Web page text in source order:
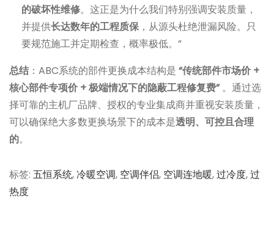
的破坏性维修。这正是为什么我们特别强调安装质量，
并提供长达数年的工程质保 ，从源头杜绝泄漏风险。只
要规范施工并定期检查，概率极低。”
总结 ：ABC系统的部件更换成本结构是 “传统部件市场价 +
核心部件专项价 + 极端情况下的隐蔽工程修复费”。通过选
择可靠的主机厂品牌、授权的专业集成商并重视安装质量，
可以确保绝大多数更换场景下的成本是透明、可控且合理
的。
标签: 五恒系统,冷暖空调, 空调伴侣, 空调连地暖,过冷度,过
热度